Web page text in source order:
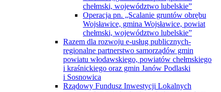
regionalne partnerstwo samorządów gmin
powiatu włodawskiego, powiatów chełmskiego
i kraśnickiego oraz gmin Janów Podlaski
i Sosnowica
Rządowy Fundusz Inwestycji Lokalnych
„Adaptacja budynku szkolnego na dom
pomocy społecznej”
“Nadbudowa i przebudowa budynku
Specjalnego Ośrodka Szkolno-
Wychowawczego w Dorohusku wraz